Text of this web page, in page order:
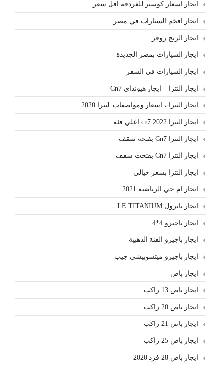
ايجار اسعار كوستر للغردقة اقل سعر
ايجار افخم السيارات في مصر
ايجار الرنج روفر
ايجار السيارات بمصر الجديدة
ايجار السيارات في السفر
ايجار النترا – ايجار هيونداي Cn7
ايجار النترا ، اسعار ومواصفات النترا 2020
ايجار النترا cn7 2022 اعلي فئه
ايجار النترا Cn7 بفتحة سقف
ايجار النترا Cn7 بفتحت سقف
ايجار النترا بسعر خيالي
ايجار ام جي الرياضيه 2021
ايجار باترول LE TITANIUM
ايجار باجيرو 4*4
ايجار باجيرو الفئة الذهبية
ايجار باجيرو ميتسوبيشي جيب
ايجار باص
ايجار باص 13 راكب
ايجار باص 20 راكب
ايجار باص 21 راكب
ايجار باص 25 راكب
ايجار باص 28 فرد 2020